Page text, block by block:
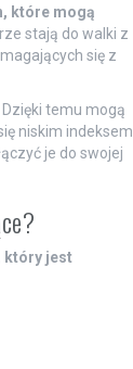
które mogą
stają do walki z
się z
Dzięki temu mogą
niskim indeksem
je do swojej
który jest